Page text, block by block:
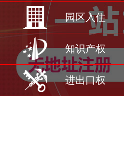
园区入住
知识产权
进出口权